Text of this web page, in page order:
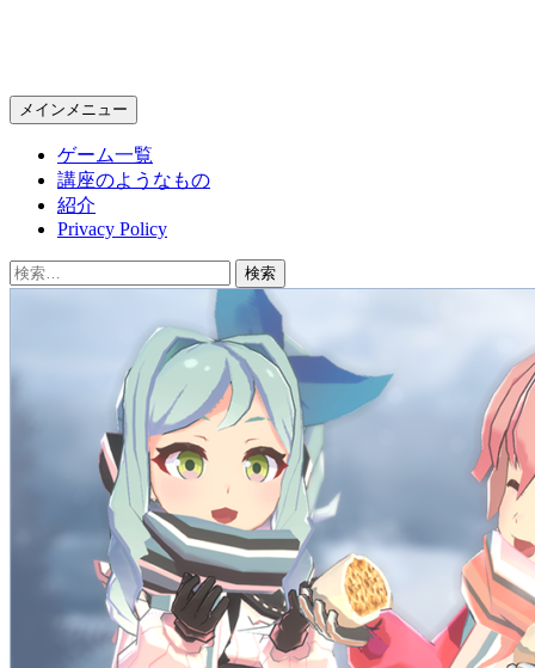
検
索
メインメニュー コ
テ
ン
へ
ス
キ
プ
ゲーム一覧
講座のようなもの
紹介
Privacy Policy
検
索: